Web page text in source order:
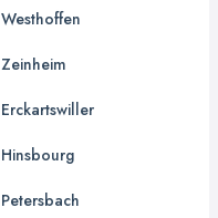
Westhoffen
Zeinheim
Erckartswiller
Hinsbourg
Petersbach